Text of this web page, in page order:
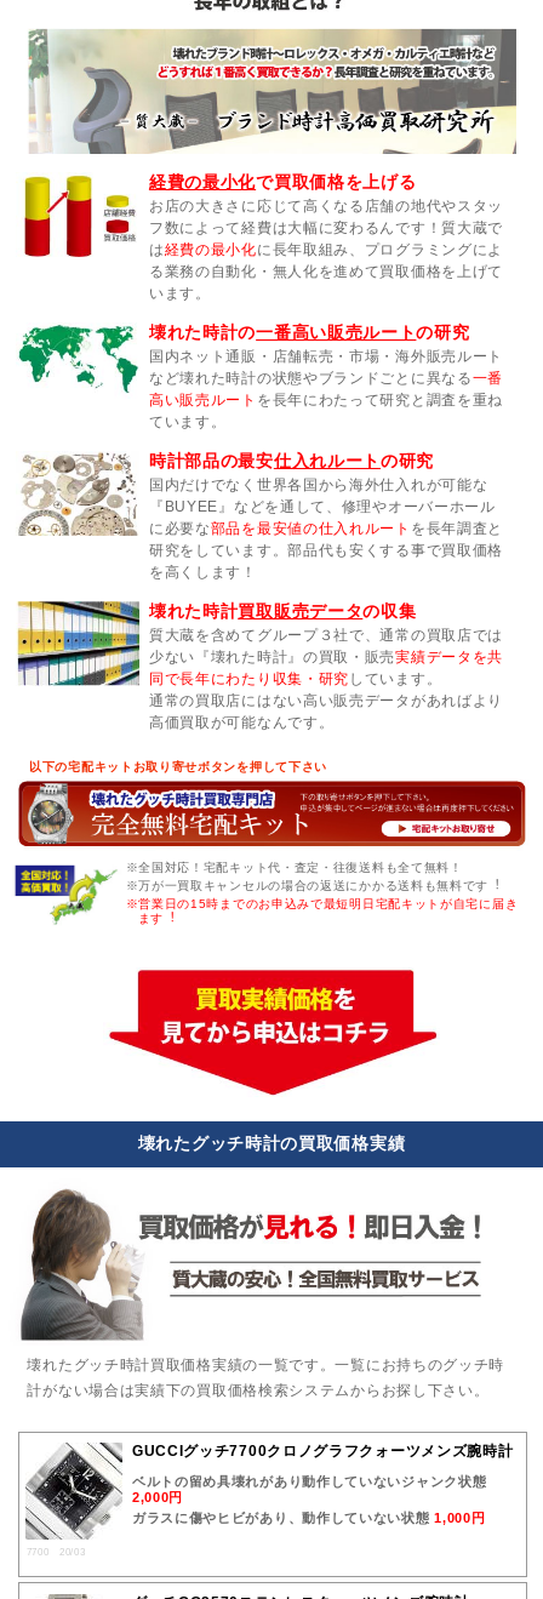
経費の最小化で買取価格を上げる
お店の大きさに応じて高くなる店舗の地代やスタッ
フ数によって経費は大幅に変わるんです！質大蔵で
は経費の最小化に長年取組み、プログラミングによ
る業務の自動化・無人化を進めて買取価格を上げて
います。
壊れた時計の一番高い販売ルートの研究
国内ネット通販・店舗転売・市場・海外販売ルート
など壊れた時計の状態やブランドごとに異なる一番
高い販売ルート を長年にわたって研究と調査を重ね
ています。
時計部品の最安仕入れルートの研究
国内だけでなく世界各国から海外仕入れが可能な
『BUYEE』などを通して、修理やオーバーホール
に必要な部品を最安値の仕入れルート を長年調査と
研究をしています。部品代も安くする事で買取価格
を高くします！
壊れた時計買取販売データの収集
質大蔵を含めてグループ３社で、通常の買取店では
少ない『壊れた時計』の買取・販売実績データを共
同で長年にわたり収集・研究 しています。
通常の買取店にはない高い販売データがあればより
高価買取が可能なんです。
以下の宅配キットお取り寄せボタンを押して下さい
※全国対応！宅配キット代・査定・往復送料も全て無料！
※万が一買取キャンセルの場合の返送にかかる送料も無料です︕
※営業日の15時までのお申込みで最短明日宅配キットが自宅に届き
ます︕
壊れたグッチ時計の買取価格実績
壊れたグッチ時計買取価格実績の一覧です。一覧にお持ちのグッチ時
計がない場合は実績下の買取価格検索システムからお探し下さい。
7700 20/03
GUCCIグッチ7700クロノグラフクォーツメンズ腕時計
ベルトの留め具壊れがあり動作していないジャンク状態
2,000円
ガラスに傷やヒビがあり、動作していない状態1,000円